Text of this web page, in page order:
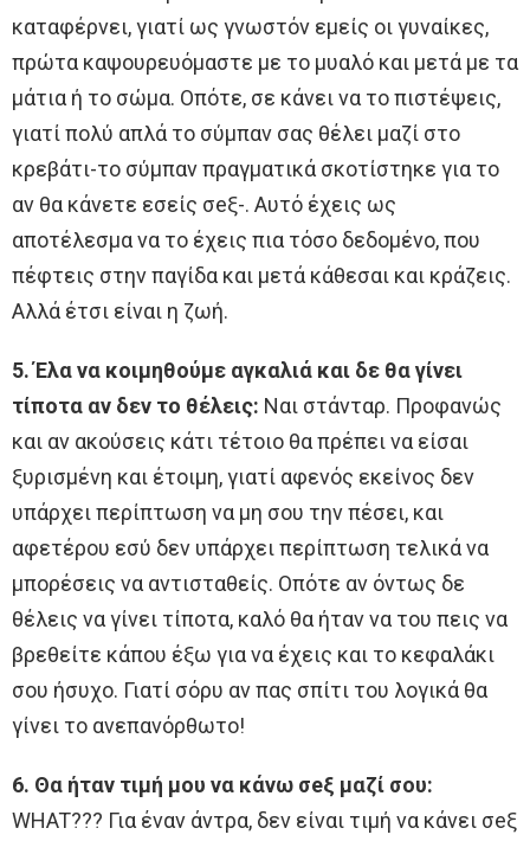
καταφέρνει, γιατί ως γνωστόν εμείς οι γυναίκες,
πρώτα καψουρευόμαστε με το μυαλό και μετά με τα
μάτια ή το σώμα. Oπότε, σε κάνει να το πιστέψεις,
γιατί πολύ απλά το σύμπαν σας θέλει μαζί στο
κρεβάτι-το σύμπαν πραγματικά σκοτίστηκε για το
αν θα κάνετε εσείς σeξ-. Αυτό έχεις ως
αποτέλεσμα να το έχεις πια τόσο δεδομένο, που
πέφτεις στην παγίδα και μετά κάθεσαι και κράζεις.
Αλλά έτσι είναι η ζωή.
5. Έλα να κοιμηθούμε αγκαλιά και δε θα γίνει
τίποτα αν δεν το θέλεις: Ναι στάνταρ. Προφανώς
και αν ακούσεις κάτι τέτοιο θα πρέπει να είσαι
ξυρισμένη και έτοιμη, γιατί αφενός εκείνος δεν
υπάρχει περίπτωση να μη σου την πέσει, και
αφετέρου εσύ δεν υπάρχει περίπτωση τελικά να
μπορέσεις να αντισταθείς. Οπότε αν όντως δε
θέλεις να γίνει τίποτα, καλό θα ήταν να του πεις να
βρεθείτε κάπου έξω για να έχεις και το κεφαλάκι
σου ήσυχο. Γιατί σόρυ αν πας σπίτι του λογικά θα
γίνει το ανεπανόρθωτο!
6. Θα ήταν τιμή μου να κάνω σeξ μαζί σου:
WHAT??? Για έναν άντρα, δεν είναι τιμή να κάνει σeξ